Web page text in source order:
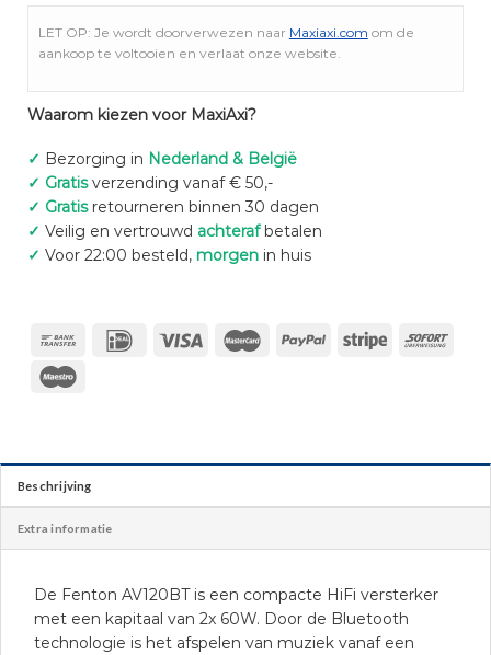
LET OP: Je wordt doorverwezen naar Maxiaxi.com om de
aankoop te voltooien en verlaat onze website.
Waarom kiezen voor MaxiAxi?
✓ Bezorging in Nederland & België
✓ Gratisverzending vanaf € 50,-
✓ Gratisretourneren binnen 30 dagen
✓ Veilig en vertrouwd achterafbetalen
✓ Voor 22:00 besteld, morgenin huis
Beschrijving
Extra informatie
De Fenton AV120BT is een compacte HiFi versterker
met een kapitaal van 2x 60W. Door de Bluetooth
technologie is het afspelen van muziek vanaf een